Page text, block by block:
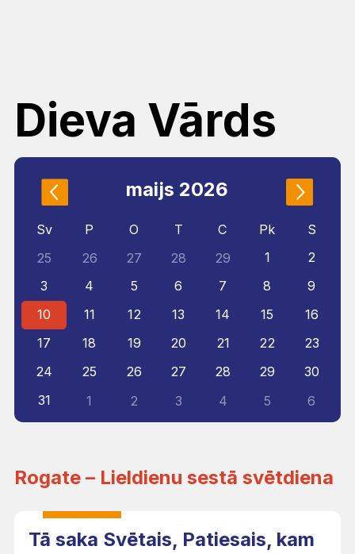
Dieva Vārds
Rogate – Lieldienu sestā svētdiena
Tā saka Svētais, Patiesais, kam
maijs 2026
Sv P O T C Pk
S
25
26 27 28 29 1
2
3
4 5 6 7 8
9
10
11 12 13 14 15
16
17
18 19 20 21 22
23
24
25 26 27 28 29
30
31
1 2 3 4 5 6